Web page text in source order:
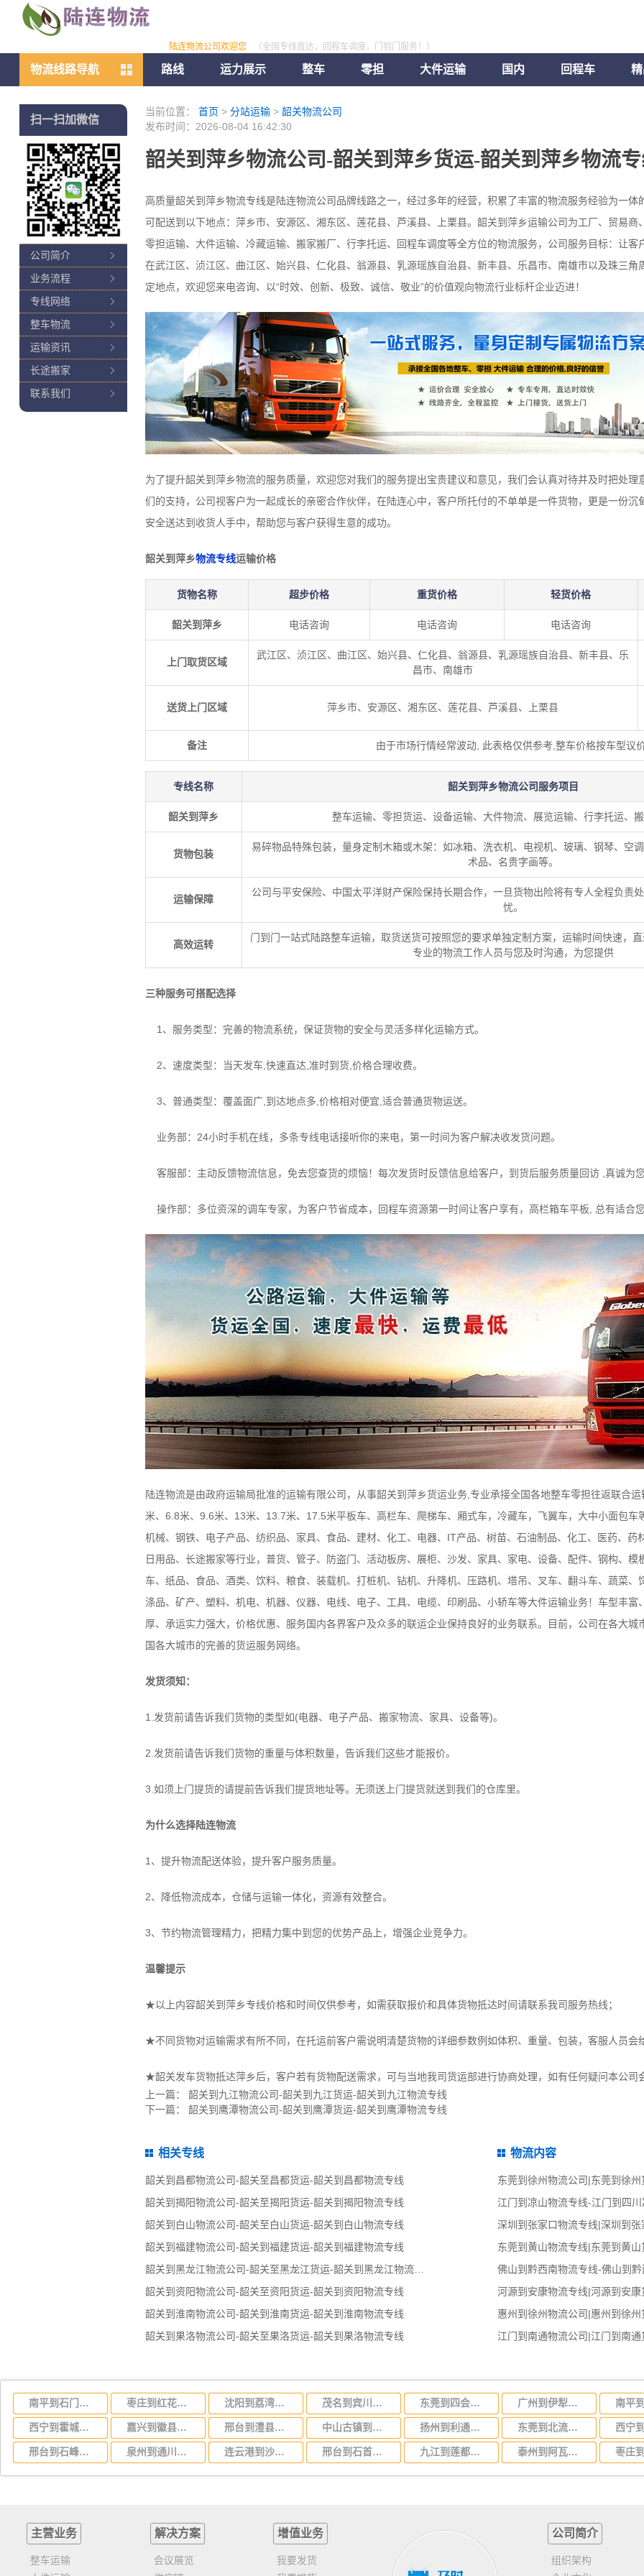
陆连物流公司欢迎您 （全国专线直达，回程车调度，门到门服务！）
物流线路导航 路线 运力展示 整车 零担 大件运输 国内 回程车
当前位置： 首页 > 分站运输> 韶关物流公司
发布时间：2026-08-04 16:42:30
韶关到萍乡物流公司-韶关到萍乡货运-韶关到萍乡物流
高质量韶关到萍乡物流专线是陆连物流公司品牌线路之一，经过多年的经营，积累了丰富的物流服务经验为一体
可配送到以下地点：萍乡市、安源区、湘东区、莲花县、芦溪县、上栗县。韶关到萍乡运输公司为工厂、贸易商
零担运输、大件运输、冷藏运输、搬家搬厂、行李托运、回程车调度等全方位的物流服务，公司服务目标：让客
在武江区、浈江区、曲江区、始兴县、仁化县、翁源县、乳源瑶族自治县、新丰县、乐昌市、南雄市以及珠三角
定地点，欢迎您来电咨询、以“时效、创新、极致、诚信、敬业”的价值观向物流行业标杆企业迈进！
为了提升韶关到萍乡物流的服务质量，欢迎您对我们的服务提出宝贵建议和意见，我们会认真对待并及时把处理
们的支持，公司视客户为一起成长的亲密合作伙伴，在陆连心中，客户所托付的不单单是一件货物，更是一份沉
安全送达到收货人手中，帮助您与客户获得生意的成功。
韶关到萍乡物流专线运输价格
货物名称 超步价格 重货价格 轻货价格
韶关到萍乡 电话咨询 电话咨询 电话咨询
上门取货区域
武江区、浈江区、曲江区、始兴县、仁化县、翁源县、乳源瑶族自治县、新丰县、乐
昌市、南雄市
送货上门区域 萍乡市、安源区、湘东区、莲花县、芦溪县、上栗县
备注 由于市场行情经常波动, 此表格仅供参考,整车价格按车型议价
专线名称 韶关到萍乡物流公司服务项目
韶关到萍乡 整车运输、零担货运、设备运输、大件物流、展览运输、行李托运、
货物包装
易碎物品特殊包装，量身定制木箱或木架：如冰箱、洗衣机、电视机、玻璃、钢琴、空
术品、名贵字画等。
运输保障
公司与平安保险、中国太平洋财产保险保持长期合作，一旦货物出险将有专人全程负责
忧。
高效运转
门到门一站式陆路整车运输，取货送货可按照您的要求单独定制方案，运输时间快速，
专业的物流工作人员与您及时沟通，为您提供
三种服务可搭配选择
1、服务类型：完善的物流系统，保证货物的安全与灵活多样化运输方式。
2、速度类型：当天发车,快速直达,准时到货,价格合理收费。
3、普通类型：覆盖面广,到达地点多,价格相对便宜,适合普通货物运送。
业务部：24小时手机在线，多条专线电话接听你的来电，第一时间为客户解决收发货问题。
客服部：主动反馈物流信息，免去您查货的烦恼！每次发货时反馈信息给客户，到货后服务质量回访 ,真诚为您
操作部：多位资深的调车专家，为客户节省成本，回程车资源第一时间让客户享有，高栏箱车平板, 总有适合您
陆连物流是由政府运输局批准的运输有限公司，从事韶关到萍乡货运业务,专业承接全国各地整车零担往返联合
米、6.8米、9.6米、13米、13.7米、17.5米平板车、高栏车、爬梯车、厢式车，冷藏车，飞翼车，大中小面包车
机械、钢铁、电子产品、纺织品、家具、食品、建材、化工、电器、IT产品、树苗、石油制品、化工、医药、药
日用品、长途搬家等行业，普货、管子、防盗门、活动板房、展柜、沙发、家具、家电、设备、配件、钢构、模
车、纸品、食品、酒类、饮料、粮食、装载机、打桩机、钻机、升降机、压路机、塔吊、叉车、翻斗车、蔬菜、
涤品、矿产、塑料、机电、机器、仪器、电线、电子、工具、电缆、印刷品、小轿车等大件运输业务！车型丰富
厚、承运实力强大，价格优惠、服务国内各界客户及众多的联运企业保持良好的业务联系。目前，公司在各大城
国各大城市的完善的货运服务网络。
发货须知：
1.发货前请告诉我们货物的类型如(电器、电子产品、搬家物流、家具、设备等)。
2.发货前请告诉我们货物的重量与体积数量，告诉我们这些才能报价。
3.如须上门提货的请提前告诉我们提货地址等。无须送上门提货就送到我们的仓库里。
为什么选择陆连物流
1、提升物流配送体验，提升客户服务质量。
2、降低物流成本，仓储与运输一体化，资源有效整合。
3、节约物流管理精力，把精力集中到您的优势产品上，增强企业竞争力。
温馨提示
★以上内容韶关到萍乡专线价格和时间仅供参考，如需获取报价和具体货物抵达时间请联系我司服务热线；
★不同货物对运输需求有所不同，在托运前客户需说明清楚货物的详细参数例如体积、重量、包装，客服人员会
★韶关发车货物抵达萍乡后，客户若有货物配送需求，可与当地我司货运部进行协商处理，如有任何疑问本公司
上一篇： 韶关到九江物流公司-韶关到九江货运-韶关到九江物流专线
下一篇： 韶关到鹰潭物流公司-韶关到鹰潭货运-韶关到鹰潭物流专线
相关专线
韶关到昌都物流公司-韶关至昌都货运-韶关到昌都物流专线
韶关到揭阳物流公司-韶关至揭阳货运-韶关到揭阳物流专线
韶关到白山物流公司-韶关至白山货运-韶关到白山物流专线
韶关到福建物流公司-韶关到福建货运-韶关到福建物流专线
韶关到黑龙江物流公司-韶关至黑龙江货运-韶关到黑龙江物流专线
韶关到资阳物流公司-韶关至资阳货运-韶关到资阳物流专线
韶关到淮南物流公司-韶关到淮南货运-韶关到淮南物流专线
韶关到果洛物流公司-韶关至果洛货运-韶关到果洛物流专线
物流内容
东莞到徐州物流公司|东莞到徐州
江门到凉山物流专线-江门到四
深圳到张家口物流专线|深圳到张
东莞到黄山物流专线|东莞到黄山
佛山到黔西南物流专线-佛山到黔
河源到安康物流专线|河源到安康
惠州到徐州物流公司|惠州到徐州
江门到南通物流公司|江门到南通
扫一扫加微信
公司简介
业务流程
专线网络
整车物流
运输资讯
长途搬家
联系我们
南平到石门物流公司-货运专线全境辐射「费用价格」 枣庄到红花岗区物流公司-货运专线怎么收费「安全快捷」 沈阳到荔湾区物流公司-货运专线多长时间「不随意加价」 茂名到宾川物流公司-货运专线快速准时「费用价格」 东莞到四会物流公司-货运专线急速响应「要几天时间」 广州到伊犁物流专线，广州到新疆伊犁货运公司
西宁到霍城物流公司-货运专线价格多少「多长时间」 嘉兴到徽县物流公司-货运专线价格透明「高效准时」 邢台到澧县物流公司-货运专线市县闪送「每天发车」 中山古镇到丽水莲都区物流公司-货运专线市县派送「每天发车」 扬州到利通区物流公司-货运专线天天发车「几天达到」 东莞到北流物流公司-货运专线价格透明「时效稳定」
邢台到石峰区物流公司-货运专线市县派送「价格多少」 泉州到通川区物流公司-货运专线需要好久「全境闪送」 连云港到沙湾物流公司-货运专线运费多少「不随意加价」 邢台到石首物流公司-货运专线实时监控「全境闪送」 九江到莲都区物流公司-货运专线按时送达「要多久」 泰州到阿瓦提物流公司-货运专线一站直达「价格多少」
主营业务
整车运输
解决方案
会议展览
增值业务
我要发货
公司简介
组织架构